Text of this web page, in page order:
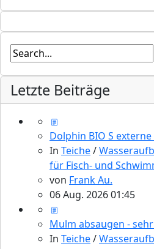
Letzte Beiträge
Dolphin BIO S
In Teiche/
für Fisch- und
von Frank Au.
06 Aug. 2026 01:45
Mulm absaugen -
In Teiche/